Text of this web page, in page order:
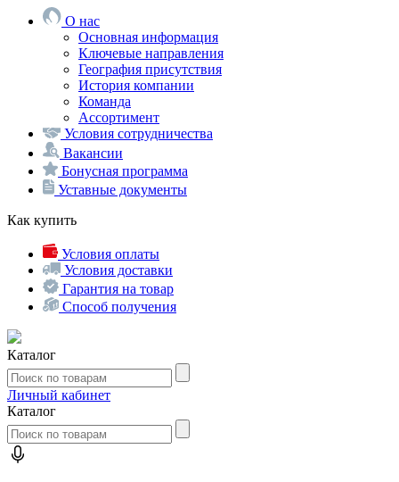
О нас
Основная информация
Ключевые направления
География присутствия
История компании
Команда
Ассортимент
Условия сотрудничества
Вакансии
Бонусная программа
Уставные документы
Как купить
Условия оплаты
Условия доставки
Гарантия на товар
Способ получения
Каталог
Личный кабинет
Каталог